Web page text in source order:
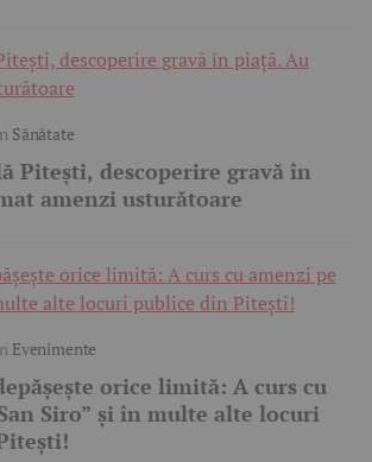
Sănătate
Pitești, descoperire gravă în
amenzi usturătoare
Evenimente
orice limită: A curs cu
Siro” și în multe alte locuri